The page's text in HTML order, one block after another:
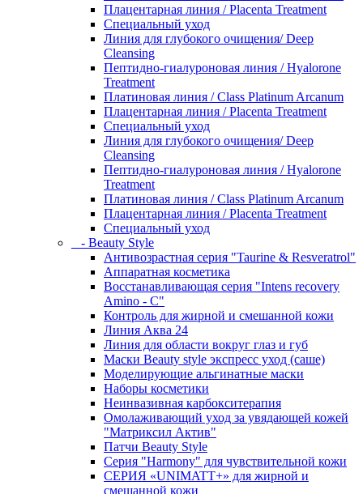
Плацентарная линия / Placenta Treatment
Специальный уход
Линия для глубокого очищения/ Deep
Cleansing
Пептидно-гиалуроновая линия / Hyalorone
Treatment
Платиновая линия / Class Platinum Arcanum
Плацентарная линия / Placenta Treatment
Специальный уход
Линия для глубокого очищения/ Deep
Cleansing
Пептидно-гиалуроновая линия / Hyalorone
Treatment
Платиновая линия / Class Platinum Arcanum
Плацентарная линия / Placenta Treatment
Специальный уход
- Beauty Style
Антивозрастная серия "Taurine & Resveratrol"
Аппаратная косметика
Восстанавливающая серия "Intens recovery
Amino - C"
Контроль для жирной и смешанной кожи
Линия Аква 24
Линия для области вокруг глаз и губ
Маски Beauty style экспресс уход (саше)
Моделирующие альгинатные маски
Наборы косметики
Неинвазивная карбокситерапия
Омолаживающий уход за увядающей кожей
"Матриксил Актив"
Патчи Beauty Style
Серия "Harmony" для чувствительной кожи
СЕРИЯ «UNIMATT+» для жирной и
смешанной кожи